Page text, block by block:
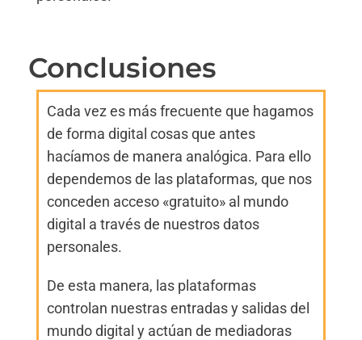
Conclusiones
Cada vez es más frecuente que hagamos
de forma digital cosas que antes
hacíamos de manera analógica. Para ello
dependemos de las plataformas, que nos
conceden acceso «gratuito» al mundo
digital a través de nuestros datos
personales.
De esta manera, las plataformas
controlan nuestras entradas y salidas del
mundo digital y actúan de mediadoras